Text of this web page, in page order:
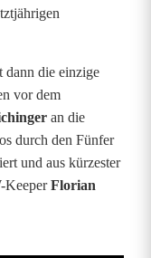
dann die einzige
vor dem
an die
durch den Fünfer
und aus kürzester
KeeperFlorian